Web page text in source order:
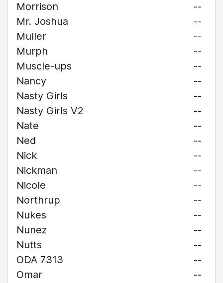
Morrison
--
Mr. Joshua
--
Muller
--
Murph
--
Muscle-ups
--
Nancy
--
Nasty Girls
--
Nasty Girls V2
--
Nate
--
Ned
--
Nick
--
Nickman
--
Nicole
--
Northrup
--
Nukes
--
Nunez
--
Nutts
--
ODA 7313
--
Omar
--